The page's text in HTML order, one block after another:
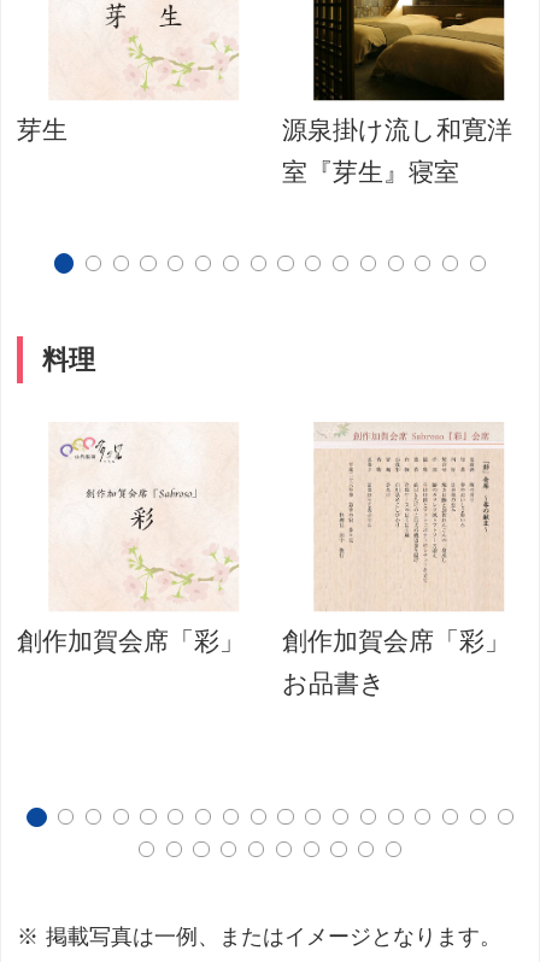
芽生
源泉掛け流し和寛洋
室『芽生』寝室
料理
創作加賀会席「彩」
創作加賀会席「彩」
お品書き
掲載写真は一例、またはイメージとなります。